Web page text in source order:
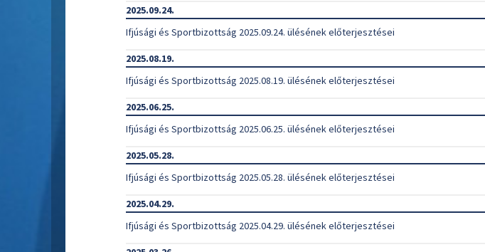
2025.09.24.
Ifjúsági és Sportbizottság 2025.09.24. ülésének előterjesztései
2025.08.19.
Ifjúsági és Sportbizottság 2025.08.19. ülésének előterjesztései
2025.06.25.
Ifjúsági és Sportbizottság 2025.06.25. ülésének előterjesztései
2025.05.28.
Ifjúsági és Sportbizottság 2025.05.28. ülésének előterjesztései
2025.04.29.
Ifjúsági és Sportbizottság 2025.04.29. ülésének előterjesztései